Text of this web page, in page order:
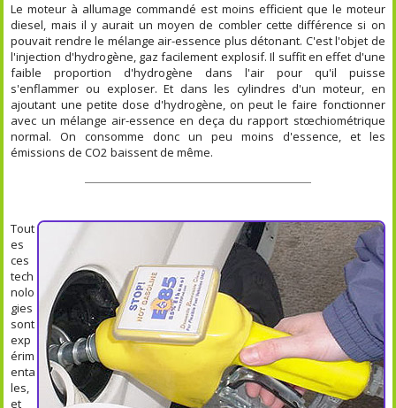
Le moteur à allumage commandé est moins efficient que le moteur
diesel, mais il y aurait un moyen de combler cette différence si on
pouvait rendre le mélange air-essence plus détonant. C'est l'objet de
l'injection d'hydrogène, gaz facilement explosif. Il suffit en effet d'une
faible proportion d'hydrogène dans l'air pour qu'il puisse
s'enflammer ou exploser. Et dans les cylindres d'un moteur, en
ajoutant une petite dose d'hydrogène, on peut le faire fonctionner
avec un mélange air-essence en deça du rapport stœchiométrique
normal. On consomme donc un peu moins d'essence, et les
émissions de CO2 baissent de même.
Tout
es
ces
tech
nolo
gies
sont
exp
érim
enta
les,
et